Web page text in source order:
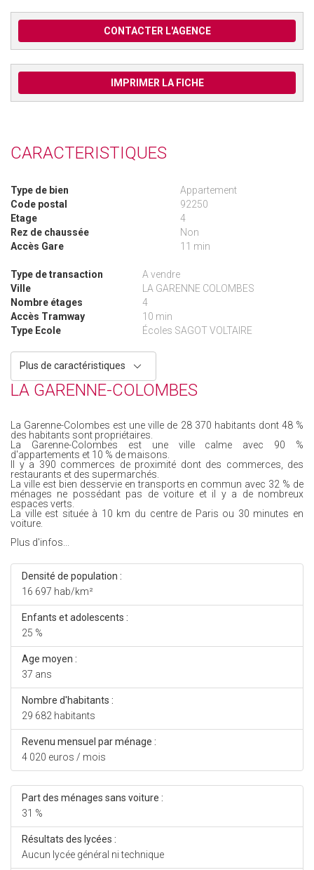
CONTACTER L'AGENCE
IMPRIMER LA FICHE
CARACTERISTIQUES
Type de bien
Appartement
Code postal
92250
Etage
4
Rez de chaussée
Non
Accès Gare
11 min
Type de transaction
A vendre
Ville
LA GARENNE COLOMBES
Nombre étages
4
Accès Tramway
10 min
Type Ecole
Écoles SAGOT VOLTAIRE
Plus de caractéristiques
LA GARENNE-COLOMBES
La Garenne-Colombes est une ville de 28 370 habitants dont 48 %
des habitants sont propriétaires.
La Garenne-Colombes est une ville calme avec 90 %
d'appartements et 10 % de maisons.
Il y a 390 commerces de proximité dont des commerces, des
restaurants et des supermarchés.
La ville est bien desservie en transports en commun avec 32 % de
ménages ne possédant pas de voiture et il y a de nombreux
espaces verts.
La ville est située à 10 km du centre de Paris ou 30 minutes en
voiture.
Plus d'infos...
Densité de population :
16 697 hab/km²
Enfants et adolescents :
25 %
Age moyen :
37 ans
Nombre d'habitants :
29 682 habitants
Revenu mensuel par ménage :
4 020 euros / mois
Part des ménages sans voiture :
31 %
Résultats des lycées :
Aucun lycée général ni technique